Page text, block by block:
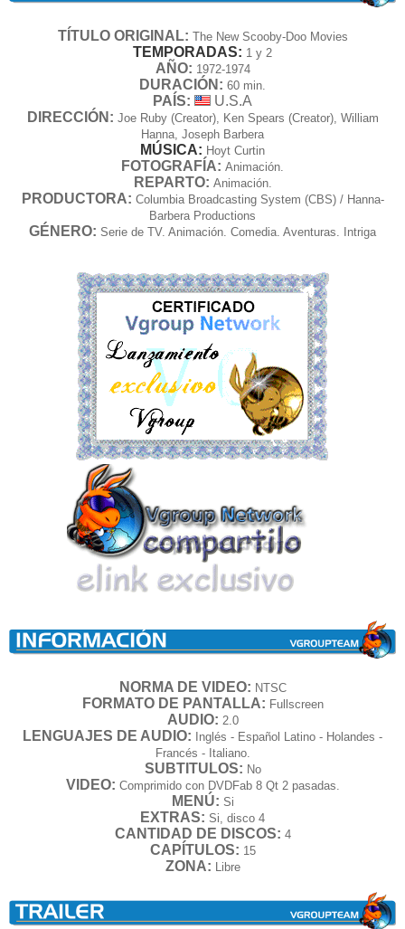
TÍTULO ORIGINAL: The New Scooby-Doo Movies
TEMPORADAS: 1 y 2
AÑO: 1972-1974
DURACIÓN: 60 min.
PAÍS:
U.S.A
DIRECCIÓN: Joe Ruby (Creator), Ken Spears (Creator), William
Hanna, Joseph Barbera
MÚSICA: Hoyt Curtin
FOTOGRAFÍA: Animación.
REPARTO: Animación.
PRODUCTORA: Columbia Broadcasting System (CBS) / Hanna-
Barbera Productions
GÉNERO: Serie de TV. Animación. Comedia. Aventuras. Intriga
NORMA DE VIDEO: NTSC
FORMATO DE PANTALLA: Fullscreen
AUDIO: 2.0
LENGUAJES DE AUDIO:
Inglés - Español Latino - Holandes -
Francés - Italiano.
SUBTITULOS: No
VIDEO: Comprimido con DVDFab 8 Qt 2 pasadas.
MENÚ: Si
EXTRAS: Si, disco 4
CANTIDAD DE DISCOS: 4
CAPÍTULOS: 15
ZONA: Libre